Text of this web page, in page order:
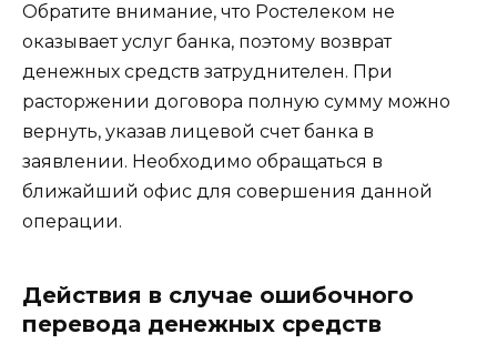
Обратите внимание, что Ростелеком не
оказывает услуг банка, поэтому возврат
денежных средств затруднителен. При
расторжении договора полную сумму можно
вернуть, указав лицевой счет банка в
заявлении. Необходимо обращаться в
ближайший офис для совершения данной
операции.
Действия в случае ошибочного
перевода денежных средств